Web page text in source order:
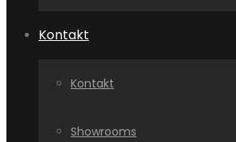
Kontakt
Kontakt
Showrooms